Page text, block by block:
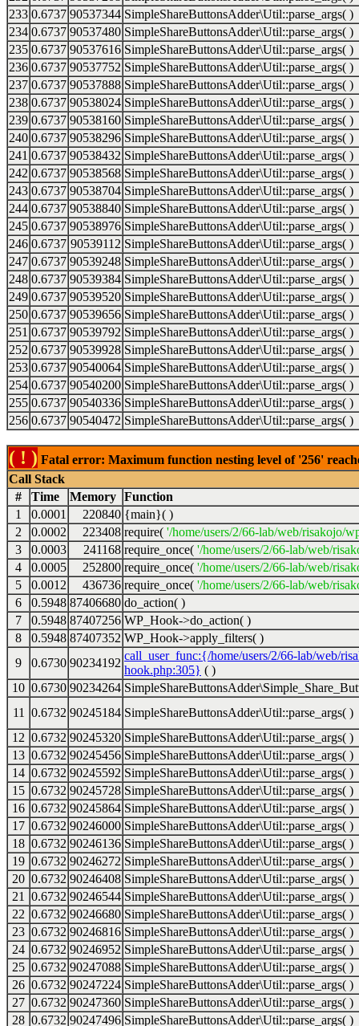
233 0.6737 90537344 SimpleShareButtonsAdder\Util::parse_args( )
234 0.6737 90537480 SimpleShareButtonsAdder\Util::parse_args( )
235 0.6737 90537616 SimpleShareButtonsAdder\Util::parse_args( )
236 0.6737 90537752 SimpleShareButtonsAdder\Util::parse_args( )
237 0.6737 90537888 SimpleShareButtonsAdder\Util::parse_args( )
238 0.6737 90538024 SimpleShareButtonsAdder\Util::parse_args( )
239 0.6737 90538160 SimpleShareButtonsAdder\Util::parse_args( )
240 0.6737 90538296 SimpleShareButtonsAdder\Util::parse_args( )
241 0.6737 90538432 SimpleShareButtonsAdder\Util::parse_args( )
242 0.6737 90538568 SimpleShareButtonsAdder\Util::parse_args( )
243 0.6737 90538704 SimpleShareButtonsAdder\Util::parse_args( )
244 0.6737 90538840 SimpleShareButtonsAdder\Util::parse_args( )
245 0.6737 90538976 SimpleShareButtonsAdder\Util::parse_args( )
246 0.6737 90539112 SimpleShareButtonsAdder\Util::parse_args( )
247 0.6737 90539248 SimpleShareButtonsAdder\Util::parse_args( )
248 0.6737 90539384 SimpleShareButtonsAdder\Util::parse_args( )
249 0.6737 90539520 SimpleShareButtonsAdder\Util::parse_args( )
250 0.6737 90539656 SimpleShareButtonsAdder\Util::parse_args( )
251 0.6737 90539792 SimpleShareButtonsAdder\Util::parse_args( )
252 0.6737 90539928 SimpleShareButtonsAdder\Util::parse_args( )
253 0.6737 90540064 SimpleShareButtonsAdder\Util::parse_args( )
254 0.6737 90540200 SimpleShareButtonsAdder\Util::parse_args( )
255 0.6737 90540336 SimpleShareButtonsAdder\Util::parse_args( )
256 0.6737 90540472 SimpleShareButtonsAdder\Util::parse_args( )
( ! ) Fatal error: Maximum function nesting level of '256'
Call Stack
#
Time Memory Function
1
0.0001 220840 {main}( )
2
0.0002 223408 require( '/home/users/2/66-lab/web/risakojo/
3
0.0003 241168 require_once( '/home/users/2/66-lab/web/
4
0.0005 252800 require_once( '/home/users/2/66-lab/web/
5
0.0012 436736 require_once( '/home/users/2/66-lab/web/
6
0.5948 87406680 do_action( )
7
0.5948 87407256 WP_Hook->do_action( )
8
0.5948 87407352 WP_Hook->apply_filters( )
9
0.6730 90234192
call_user_func:{/home/users/2/66-lab/web/
hook.php:305} ( )
10 0.6730 90234264
11
0.6732 90245184 SimpleShareButtonsAdder\Util::parse_args( )
12 0.6732 90245320 SimpleShareButtonsAdder\Util::parse_args( )
13 0.6732 90245456 SimpleShareButtonsAdder\Util::parse_args( )
14 0.6732 90245592 SimpleShareButtonsAdder\Util::parse_args( )
15 0.6732 90245728 SimpleShareButtonsAdder\Util::parse_args( )
16 0.6732 90245864 SimpleShareButtonsAdder\Util::parse_args( )
17 0.6732 90246000 SimpleShareButtonsAdder\Util::parse_args( )
18 0.6732 90246136 SimpleShareButtonsAdder\Util::parse_args( )
19 0.6732 90246272 SimpleShareButtonsAdder\Util::parse_args( )
20 0.6732 90246408 SimpleShareButtonsAdder\Util::parse_args( )
21
0.6732 90246544 SimpleShareButtonsAdder\Util::parse_args( )
22 0.6732 90246680 SimpleShareButtonsAdder\Util::parse_args( )
23 0.6732 90246816 SimpleShareButtonsAdder\Util::parse_args( )
24 0.6732 90246952 SimpleShareButtonsAdder\Util::parse_args( )
25 0.6732 90247088 SimpleShareButtonsAdder\Util::parse_args( )
26 0.6732 90247224 SimpleShareButtonsAdder\Util::parse_args( )
27 0.6732 90247360 SimpleShareButtonsAdder\Util::parse_args( )
28 0.6732 90247496 SimpleShareButtonsAdder\Util::parse_args( )